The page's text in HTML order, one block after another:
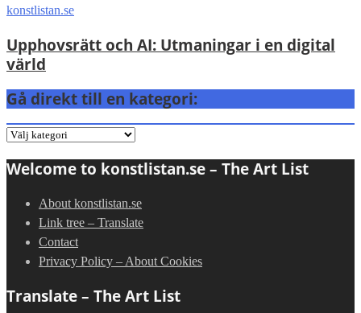
Upphovsrätt och AI: Utmaningar i en digital
värld
Gå direkt till en kategori:
Gå
till
kategori:
Welcome to konstlistan.se – The Art List
About konstlistan.se
Link tree – Translate
Contact
Privacy Policy – About Cookies
Translate – The Art List